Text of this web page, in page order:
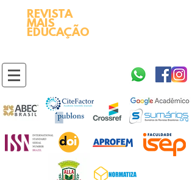
REVISTA
MAIS
EDUCAÇÃO